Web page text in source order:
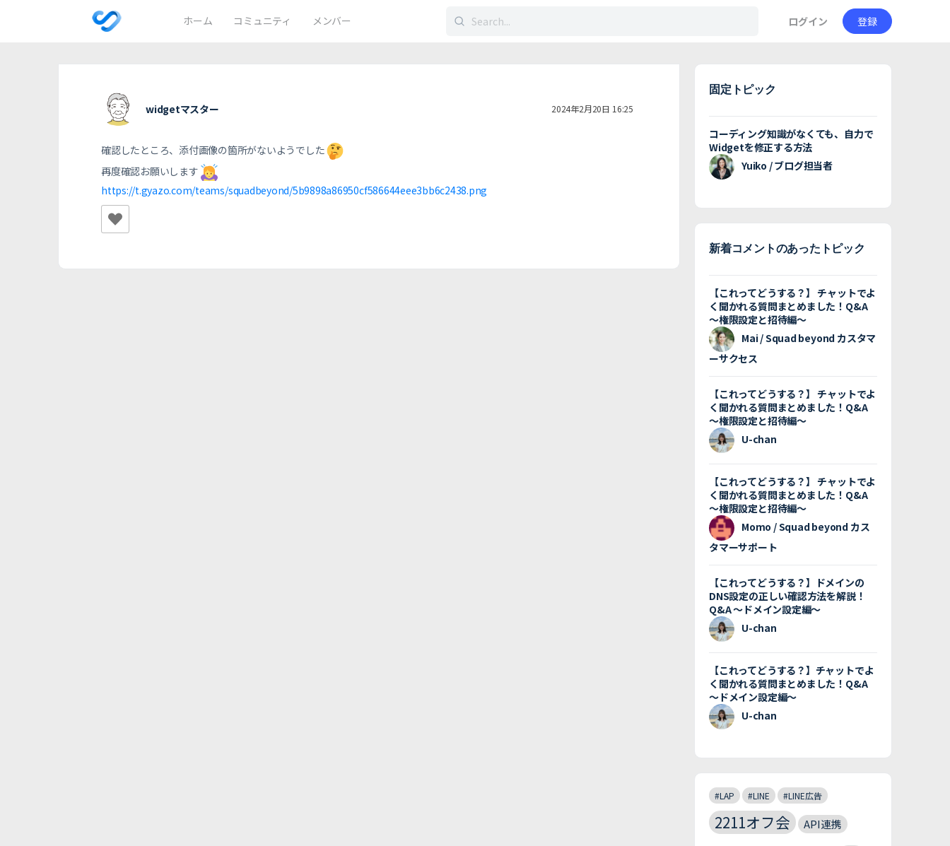
ホーム コミュニティ メンバー
検
ログイン 登録
widgetマスター 2024年2月20日 16:25
確認したところ、添付画像の箇所がないようでした
再度確認お願いします
https://t.gyazo.com/teams/squadbeyond/5b9898a86950cf586644eee3bb6c2438.png
固定トピック
コーディング知識がなくても、自力で
Widgetを修正する方法
Yuiko / ブログ担当者
新着コメントのあったトピック
【これってどうする？】 チャットでよ
く聞かれる質問まとめました！Q&A
〜権限設定と招待編〜
Mai / Squad beyond カスタマ
ーサクセス
【これってどうする？】 チャットでよ
く聞かれる質問まとめました！Q&A
〜権限設定と招待編〜
U-chan
【これってどうする？】 チャットでよ
く聞かれる質問まとめました！Q&A
〜権限設定と招待編〜
Momo / Squad beyond カス
タマーサポート
【これってどうする？】ドメインの
DNS設定の正しい確認方法を解説！
Q&A 〜ドメイン設定編〜
U-chan
【これってどうする？】チャットでよ
く聞かれる質問まとめました！Q&A
〜ドメイン設定編〜
U-chan
#LAP #LINE #LINE広告
2211オフ会 API連携